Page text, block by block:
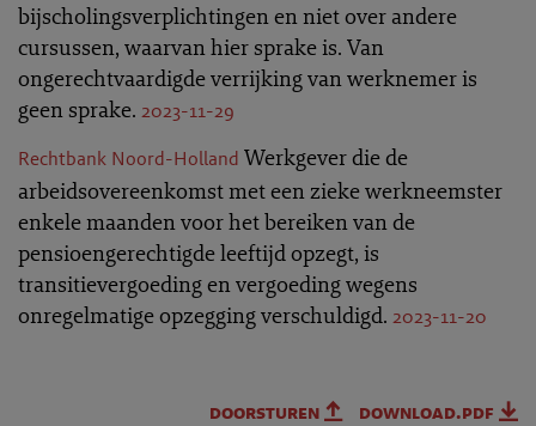
bijscholingsverplichtingen en niet over andere
cursussen, waarvan hier sprake is. Van
ongerechtvaardigde verrijking van werknemer is
geen sprake. 2023-11-29
Rechtbank Noord-Holland Werkgever die de
arbeidsovereenkomst met een zieke werkneemster
enkele maanden voor het bereiken van de
pensioengerechtigde leeftijd opzegt, is
transitievergoeding en vergoeding wegens
onregelmatige opzegging verschuldigd. 2023-11-20
doorsturen download.pdf